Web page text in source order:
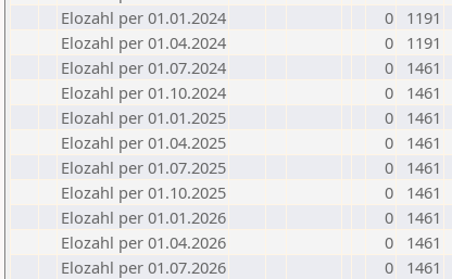
Elozahl per 01.01.2024
0
1191
Elozahl per 01.04.2024
0
1191
Elozahl per 01.07.2024
0
1461
Elozahl per 01.10.2024
0
1461
Elozahl per 01.01.2025
0
1461
Elozahl per 01.04.2025
0
1461
Elozahl per 01.07.2025
0
1461
Elozahl per 01.10.2025
0
1461
Elozahl per 01.01.2026
0
1461
Elozahl per 01.04.2026
0
1461
Elozahl per 01.07.2026
0 1461